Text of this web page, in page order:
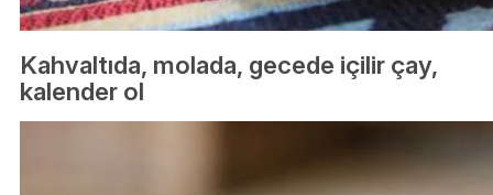
Kahvaltıda, molada, gecede içilir çay,
kalender ol